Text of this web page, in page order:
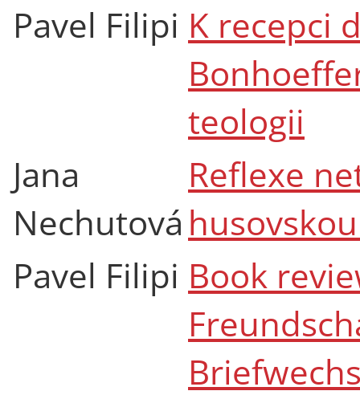
Pavel Filipi K recepci
teologii
Jana
Nechutová
Reflexe
Pavel Filipi Book